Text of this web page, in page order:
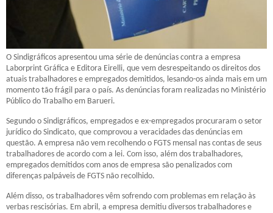
O Sindigráficos apresentou uma série de denúncias contra a empresa
Laborprint Gráfica e Editora Eirelli, que vem desrespeitando os direitos dos
atuais trabalhadores e empregados demitidos, lesando-os ainda mais em um
momento tão frágil para o país. As denúncias foram realizadas no Ministério
Público do Trabalho em Barueri.
Segundo o Sindigráficos, empregados e ex-empregados procuraram o setor
jurídico do Sindicato, que comprovou a veracidades das denúncias em
questão. A empresa não vem recolhendo o FGTS mensal nas contas de seus
trabalhadores de acordo com a lei. Com isso, além dos trabalhadores,
empregados demitidos com anos de empresa são penalizados com
diferenças palpáveis de FGTS não recolhido.
Além disso, os trabalhadores vêm sofrendo com problemas em relação às
verbas rescisórias. Em abril, a empresa demitiu diversos trabalhadores e